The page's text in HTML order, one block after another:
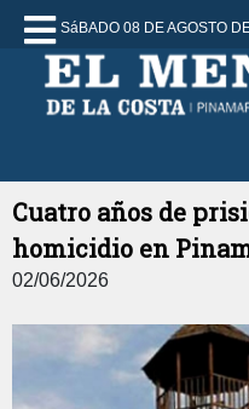
SáBADO 08 DE AGOSTO
Cuatro años de
homicidio en
02/06/2026